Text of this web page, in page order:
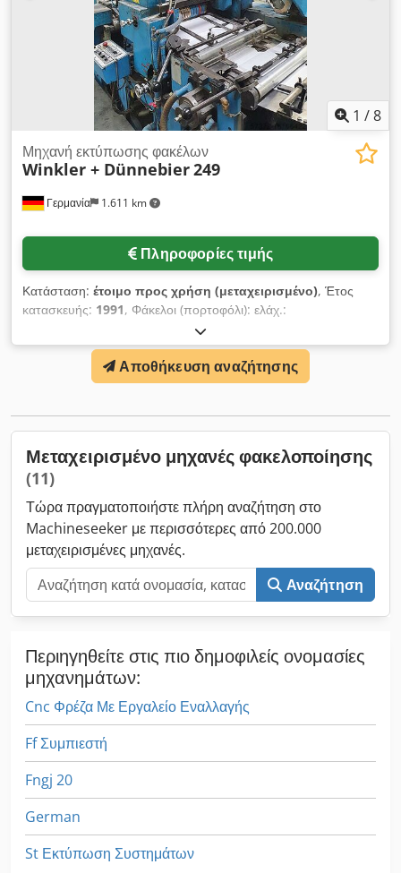
1 /8
Γερμανία 1.611 km
Μηχανή εκτύπωσης φακέλων
Winkler + Dünnebier249
Πληροφορίες τιμής
Κατάσταση: έτοιμο προς χρήση (μεταχειρισμένο), Έτος
κατασκευής: 1991, Φάκελοι (πορτοφόλι): ελάχ.:
127mm/150mm, μέγ.: 255mm/420mm, τσέπες: Κεντρική
ραφή: ελάχ.: 228mm/127mm, μέγ. 420mm/305mm, Πλευρική
ραφή: ελάχ.: 228mm/127mm, μέγ.: 420mm/262mm.
Ταχύτητα: 500 τσέπες/λεπτό, βάρος χαρτιού: 80g/m²-150g/m².
Αποθήκευση αναζήτησης
Μεταχειρισμένο μηχανές φακελοποίησης
(11)
Τώρα πραγματοποιήστε πλήρη αναζήτηση στο
Machineseeker με περισσότερες από 200.000
μεταχειρισμένες μηχανές.
Αναζήτηση
Περιηγηθείτε στις πιο δημοφιλείς ονομασίες
μηχανημάτων:
Cnc Φρέζα Με Εργαλείο Εναλλαγής
Ff Συμπιεστή
Fngj 20
German
St Εκτύπωση Συστημάτων